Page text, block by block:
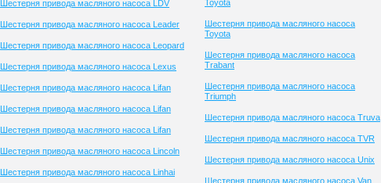
Шестерня привода масляного насоса LDV
Шестерня привода масляного насоса Leader
Шестерня привода масляного насоса Leopard
Шестерня привода масляного насоса Lexus
Шестерня привода масляного насоса Lifan
Шестерня привода масляного насоса Lifan
Шестерня привода масляного насоса Lifan
Шестерня привода масляного насоса Lincoln
Шестерня привода масляного насоса Linhai
Toyota
Шестерня привода масляного насоса
Toyota
Шестерня привода масляного насоса
Trabant
Шестерня привода масляного насоса
Triumph
Шестерня привода масляного насоса Truva
Шестерня привода масляного насоса TVR
Шестерня привода масляного насоса Unix
Шестерня привода масляного насоса Van